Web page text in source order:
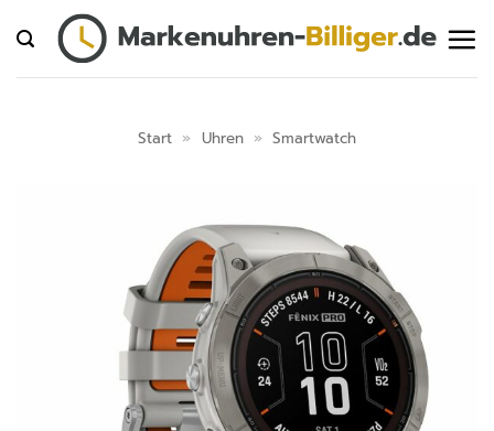
Inhalt
springen
Start » Uhren » Smartwatch